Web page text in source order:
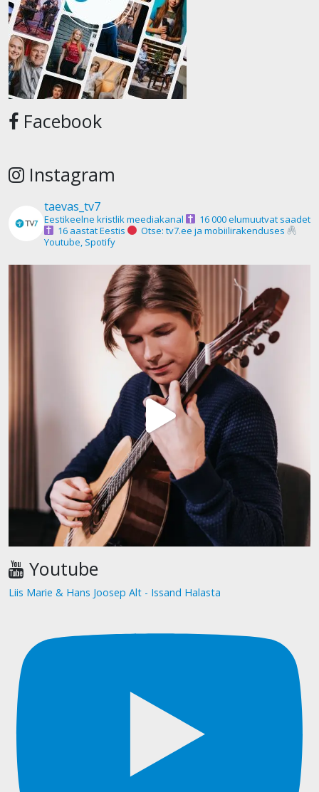
Facebook
Instagram
taevas_tv7
Eestikeelne kristlik meediakanal
16 000 elumuutvat saadet
16 aastat Eestis
Otse: tv7.ee ja mobiilirakenduses
Youtube, Spotify
Youtube
Liis Marie & Hans Joosep Alt - Issand Halasta